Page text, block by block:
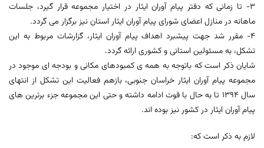
3- تا زمانی که دفتر پیام آوران ایثار در اختیار مجموعه قرار گیرد، جلسات
ماهانه در منازل اعضای شورای پیام آوران ایثار استان نیز برگزار می گردد.
4- مقرر شد جهت پیشبرد اهداف پیام آوران ایثار، گزارشات مربوط به این
تشکل، به مسئولین استانی و کشوری ارائه گردد.
شایان ذکر است که باتوجه به همه ی کمبودهای مکانی و بودجه ای موجود در
مجموعه پیام آوران ایثار خراسان جنوبی، بازهم فعالیت این تشکل از انتهای
سال 1394 تا به حال با قوت ادامه داشته و حتی این مجموعه جزء برترین های
پیام آوران ایثار در کشور نیز بوده اند.
لازم به ذکر است که: